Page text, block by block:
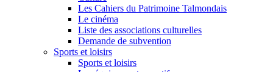
Les Cahiers du Patrimoine Talmondais
Le cinéma
Liste des associations culturelles
Demande de subvention
Sports et loisirs
Sports et loisirs